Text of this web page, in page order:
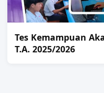
Tes Kemampuan
T.A. 2025/2026